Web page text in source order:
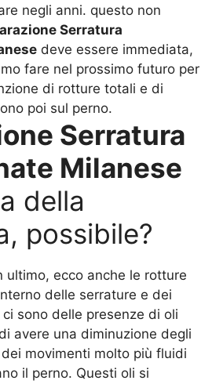
negli anni. questo non
Serratura
deve essere immediata,
fare nel prossimo futuro per
di rotture totali e di
poi sul perno.
Serratura
Milanese
della
possibile?
ultimo, ecco anche le rotture
delle serrature e dei
sono delle presenze di oli
avere una diminuzione degli
movimenti molto più fluidi
il perno. Questi oli si